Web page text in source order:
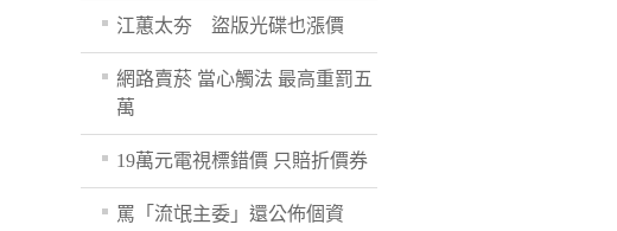
江蕙太夯 盜版光碟也漲價
網路賣菸 當心觸法 最高重罰五
萬
19萬元電視標錯價 只賠折價券
罵「流氓主委」還公佈個資